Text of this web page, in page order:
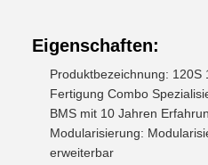
Eigenschaften:
Produktbezeichnung: 120S
Fertigung Combo
BMS mit 10 Jahren
Modularisierung:
erweiterbar